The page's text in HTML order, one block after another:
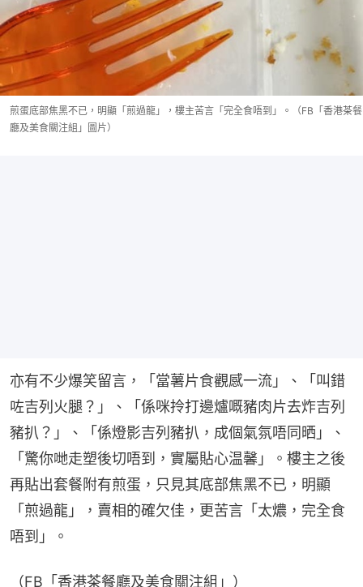
煎蛋底部焦黑不已，明顯「煎過龍」，樓主苦言「完全食唔到」。（FB「香港茶餐
廳及美食關注組」圖片）
亦有不少爆笑留言，「當薯片食觀感一流」、「叫錯
咗吉列火腿？」、「係咪拎打邊爐嘅豬肉片去炸吉列
豬扒？」、「係燈影吉列豬扒，成個氣氛唔同晒」、
「驚你哋走塑後切唔到，實屬貼心温馨」。樓主之後
再貼出套餐附有煎蛋，只見其底部焦黑不已，明顯
「煎過龍」，賣相的確欠佳，更苦言「太燶，完全食
唔到」。
（FB「香港茶餐廳及美食關注組」）